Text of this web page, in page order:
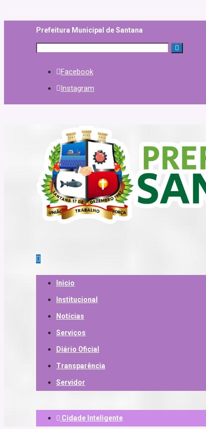
Prefeitura Municipal de Santana
Facebook
Instagram
Inicio
Institucional
Notícias
Serviços
Diário Oficial
Transparência
Servidor
Cidade Inteligente